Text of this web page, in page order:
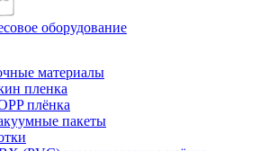
оборудование
материалы
пленка
плёнка
пакеты